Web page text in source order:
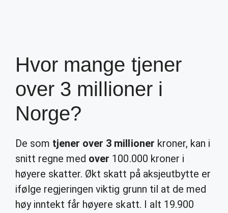
Hvor mange tjener
over 3 millioner i
Norge?
De som tjener over 3 millioner kroner, kan i
snitt regne med over 100.000 kroner i
høyere skatter. Økt skatt på aksjeutbytte er
ifølge regjeringen viktig grunn til at de med
høy inntekt får høyere skatt. I alt 19.900